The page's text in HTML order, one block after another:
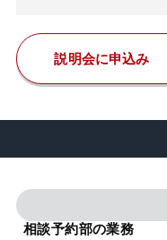
説明会に申込み
相談予約部の業務
費用